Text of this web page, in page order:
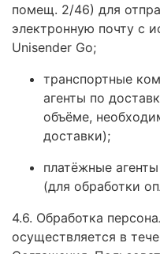
помещ. 2/46) для
электронную почту с
Unisender Go;
транспортные
агенты по
объёме,
доставки);
платёжные
(для обработки
4.6. Обработка
осуществляется в